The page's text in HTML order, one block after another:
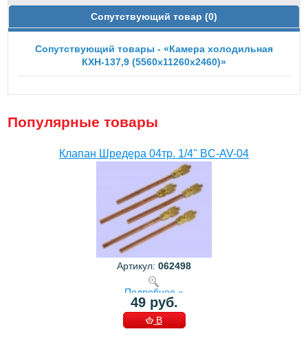
Сопутствующий товар (0)
Сопутствующий товары - «Камера холодильная
КХН-137,9 (5560х11260х2460)»
Популярные товары
Клапан Шредера 04тр. 1/4" BC-AV-04
Артикул: 062498
Подробнее »
49 руб.
В